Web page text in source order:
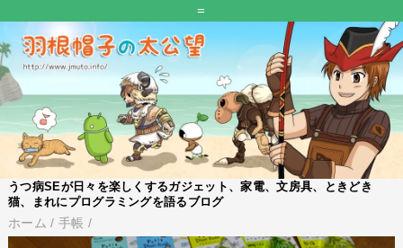
=
うつ病SEが日々を楽しくするガジェット、家電、文房具、ときどき
猫、まれにプログラミングを語るブログ
ホーム / 手帳 /